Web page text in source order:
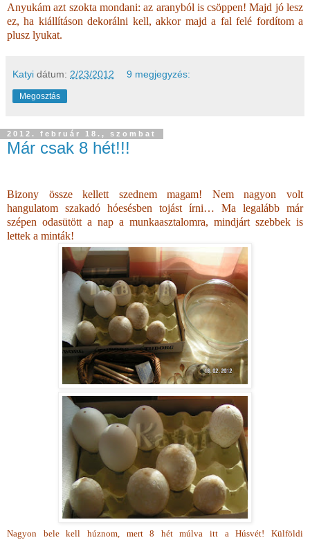
Anyukám azt szokta mondani: az aranyból is csöppen! Majd jó lesz
ez, ha kiállításon dekorálni kell, akkor majd a fal felé fordítom a
plusz lyukat.
Katyi dátum: 2/23/2012 9 megjegyzés:
Megosztás
2012. február 18., szombat
Már csak 8 hét!!!
Bizony össze kellett szednem magam! Nem nagyon volt
hangulatom szakadó hóesésben tojást írni… Ma legalább már
szépen odasütött a nap a munkaasztalomra, mindjárt szebbek is
lettek a minták!
Nagyon bele kell húznom, mert 8 hét múlva itt a Húsvét! Külföldi